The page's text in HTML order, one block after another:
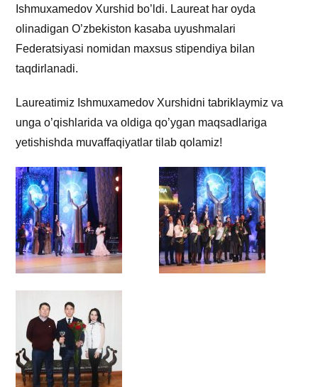
Ishmuxamedov Xurshid bo’ldi. Laureat har oyda
olinadigan O’zbekiston kasaba uyushmalari
Federatsiyasi nomidan maxsus stipendiya bilan
taqdirlanadi.
Laureatimiz Ishmuxamedov Xurshidni tabriklaymiz va
unga o’qishlarida va oldiga qo’ygan maqsadlariga
yetishishda muvaffaqiyatlar tilab qolamiz!